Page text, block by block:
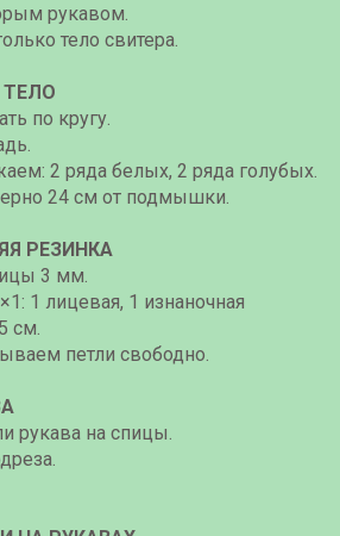
рукавом.
тело свитера.
по кругу.
2 ряда белых, 2 ряда голубых.
24 см от подмышки.
РЕЗИНКА
3 мм.
1 лицевая, 1 изнаночная
см.
петли свободно.
рукава на спицы.